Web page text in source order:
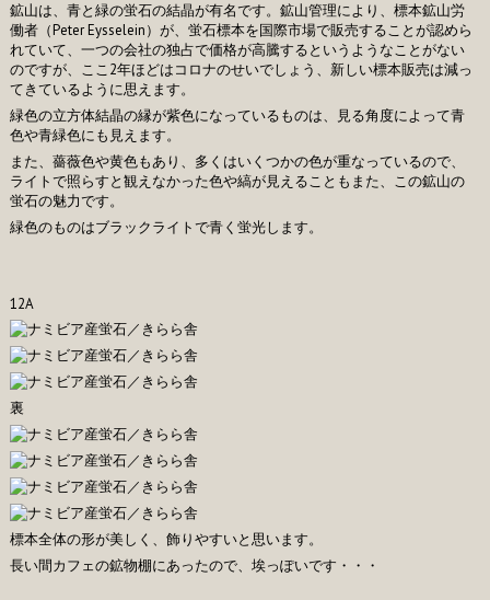
鉱山は、青と緑の蛍石の結晶が有名です。鉱山管理により、標本鉱山労
働者（Peter Eysselein）が、蛍石標本を国際市場で販売することが認めら
れていて、一つの会社の独占で価格が高騰するというようなことがない
のですが、ここ2年ほどはコロナのせいでしょう、新しい標本販売は減っ
てきているように思えます。
緑色の立方体結晶の縁が紫色になっているものは、見る角度によって青
色や青緑色にも見えます。
また、薔薇色や黄色もあり、多くはいくつかの色が重なっているので、
ライトで照らすと観えなかった色や縞が見えることもまた、この鉱山の
蛍石の魅力です。
緑色のものはブラックライトで青く蛍光します。
12A
裏
標本全体の形が美しく、飾りやすいと思います。
長い間カフェの鉱物棚にあったので、埃っぽいです・・・